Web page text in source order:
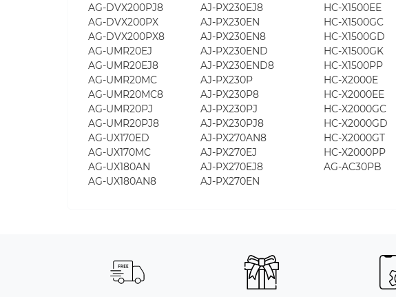
AG-DVX200PJ8
AJ-PX230EJ8
HC-X1500EE
AG-DVX200PX
AJ-PX230EN
HC-X1500GC
AG-DVX200PX8
AJ-PX230EN8
HC-X1500GD
AG-UMR20EJ
AJ-PX230END
HC-X1500GK
AG-UMR20EJ8
AJ-PX230END8
HC-X1500PP
AG-UMR20MC
AJ-PX230P
HC-X2000E
AG-UMR20MC8
AJ-PX230P8
HC-X2000EE
AG-UMR20PJ
AJ-PX230PJ
HC-X2000GC
AG-UMR20PJ8
AJ-PX230PJ8
HC-X2000GD
AG-UX170ED
AJ-PX270AN8
HC-X2000GT
AG-UX170MC
AJ-PX270EJ
HC-X2000PP
AG-UX180AN
AJ-PX270EJ8
AG-AC30PB
AG-UX180AN8
AJ-PX270EN